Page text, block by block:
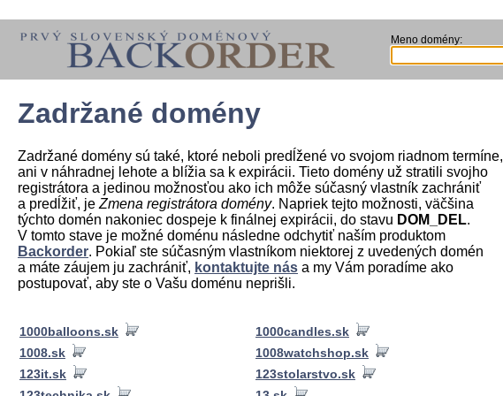
Meno domény:
Zadržané domény
Zadržané domény sú také, ktoré neboli predĺžené vo svojom riadnom termíne,
ani v náhradnej lehote a blížia sa k expirácii. Tieto domény už stratili svojho
registrátora a jedinou možnosťou ako ich môže súčasný vlastník zachrániť
a predĺžiť, jeZmena registrátora domény. Napriek tejto možnosti, väčšina
týchto domén nakoniec dospeje k finálnej expirácii, do stavu DOM_DEL.
V tomto stave je možné doménu následne odchytiť naším produktom
Backorder. Pokiaľ ste súčasným vlastníkom niektorej z uvedených domén
a máte záujem ju zachrániť, kontaktujte nás a my Vám poradíme ako
postupovať, aby ste o Vašu doménu neprišli.
1000balloons.sk
1000candles.sk
1008.sk
1008watchshop.sk
123it.sk
123stolarstvo.sk